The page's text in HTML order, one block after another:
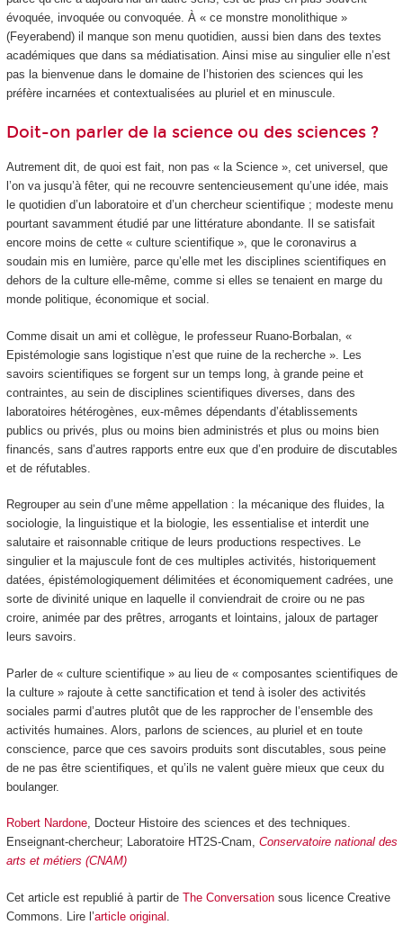
évoquée, invoquée ou convoquée. À « ce monstre monolithique »
(Feyerabend) il manque son menu quotidien, aussi bien dans des textes
académiques que dans sa médiatisation. Ainsi mise au singulier elle n’est
pas la bienvenue dans le domaine de l’historien des sciences qui les
préfère incarnées et contextualisées au pluriel et en minuscule.
Doit-on parler de la science ou des sciences ?
Autrement dit, de quoi est fait, non pas « la Science », cet universel, que
l’on va jusqu’à fêter, qui ne recouvre sentencieusement qu’une idée, mais
le quotidien d’un laboratoire et d’un chercheur scientifique ; modeste menu
pourtant savamment étudié par une littérature abondante. Il se satisfait
encore moins de cette « culture scientifique », que le coronavirus a
soudain mis en lumière, parce qu’elle met les disciplines scientifiques en
dehors de la culture elle-même, comme si elles se tenaient en marge du
monde politique, économique et social.
Comme disait un ami et collègue, le professeur Ruano-Borbalan, «
Epistémologie sans logistique n’est que ruine de la recherche ». Les
savoirs scientifiques se forgent sur un temps long, à grande peine et
contraintes, au sein de disciplines scientifiques diverses, dans des
laboratoires hétérogènes, eux-mêmes dépendants d’établissements
publics ou privés, plus ou moins bien administrés et plus ou moins bien
financés, sans d’autres rapports entre eux que d’en produire de discutables
et de réfutables.
Regrouper au sein d’une même appellation : la mécanique des fluides, la
sociologie, la linguistique et la biologie, les essentialise et interdit une
salutaire et raisonnable critique de leurs productions respectives. Le
singulier et la majuscule font de ces multiples activités, historiquement
datées, épistémologiquement délimitées et économiquement cadrées, une
sorte de divinité unique en laquelle il conviendrait de croire ou ne pas
croire, animée par des prêtres, arrogants et lointains, jaloux de partager
leurs savoirs.
Parler de « culture scientifique » au lieu de « composantes scientifiques de
la culture » rajoute à cette sanctification et tend à isoler des activités
sociales parmi d’autres plutôt que de les rapprocher de l’ensemble des
activités humaines. Alors, parlons de sciences, au pluriel et en toute
conscience, parce que ces savoirs produits sont discutables, sous peine
de ne pas être scientifiques, et qu’ils ne valent guère mieux que ceux du
boulanger.
Robert Nardone, Docteur Histoire des sciences et des techniques.
Enseignant-chercheur; Laboratoire HT2S-Cnam, Conservatoire national des
arts et métiers (CNAM)
Cet article est republié à partir de The Conversationsous licence Creative
Commons. Lire l’article original